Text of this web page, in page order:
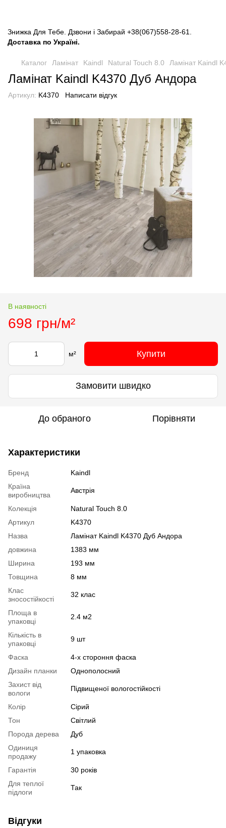
Знижка Для Тебе. Дзвони і Забирай +38(067)558-28-61
Доставка по Україні.
Каталог Ламінат Kaindl Natural Touch 8.0 Ламінат Kaindl
Ламінат Kaindl K4370 Дуб Андора
Артикул: K4370 Написати відгук
В наявності
698 грн/м²
м² Купити
Замовити швидко
До обраного Порівняти
Характеристики
Бренд
Kaindl
Країна
виробництва
Австрія
Колекція
Natural Touch 8.0
Артикул
K4370
Назва
Ламінат Kaindl K4370 Дуб Андора
довжина
1383 мм
Ширина
193 мм
Товщина
8 мм
Клас
зносостійкості
32 клас
Площа в
упаковці
2.4 м2
Кількість в
упаковці
9 шт
Фаска
4-х стороння фаска
Дизайн планки
Однополосний
Захист від
вологи
Підвищеної вологостійкості
Колір
Сірий
Тон
Світлий
Порода дерева
Дуб
Одиниця
продажу
1 упаковка
Гарантія
30 років
Для теплої
підлоги
Так
Відгуки